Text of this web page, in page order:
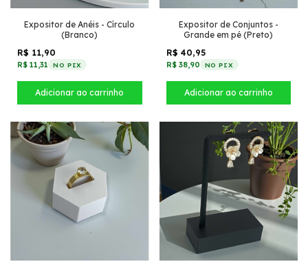
Expositor de Anéis - Círculo
(Branco)
R$ 11,90
R$ 11,31 NO PIX
Expositor de Conjuntos -
Grande em pé (Preto)
R$ 40,95
R$ 38,90 NO PIX